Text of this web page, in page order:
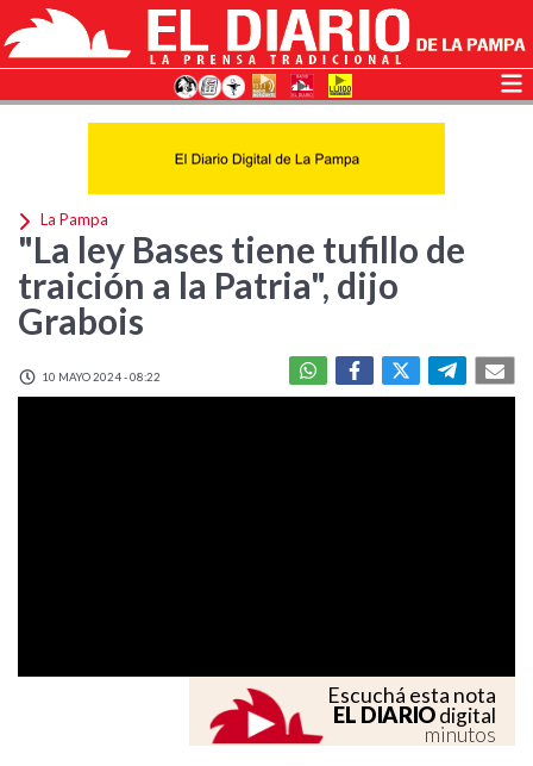
La Pampa
"La ley Bases tiene tufillo de
traición a la Patria", dijo
Grabois
10 MAYO 2024 - 08:22
Escuchá esta nota
EL DIARIOdigital
minutos